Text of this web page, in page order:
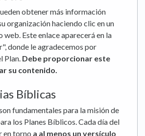
obtener más información
organización haciendo clic en un
web. Este enlace aparecerá en la
donde le agradecemos por
Plan. Debe proporcionar este
su contenido.
Bíblicas
fundamentales para la misión de
los Planes Bíblicos. Cada día del
en torno a al menos un versículo